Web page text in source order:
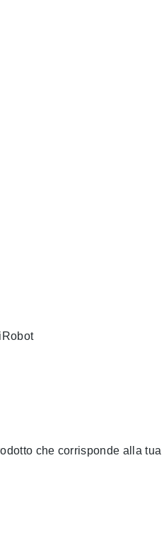
che corrisponde alla tua